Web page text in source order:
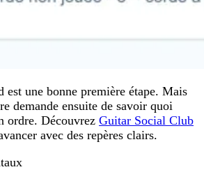
est une bonne première étape. Mais
demande ensuite de savoir quoi
ordre. Découvrez Guitar Social Club
avec des repères clairs.